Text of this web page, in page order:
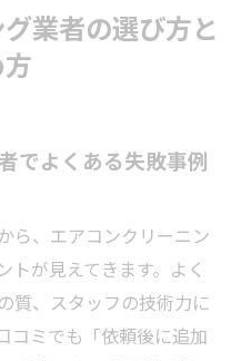
によるオプション・
フロー・アフターケ
業者の選び方と
でよくある失敗事例
ら、エアコンクリーニン
トが見えてきます。よく
質、スタッフの技術力に
コミでも「依頼後に追加